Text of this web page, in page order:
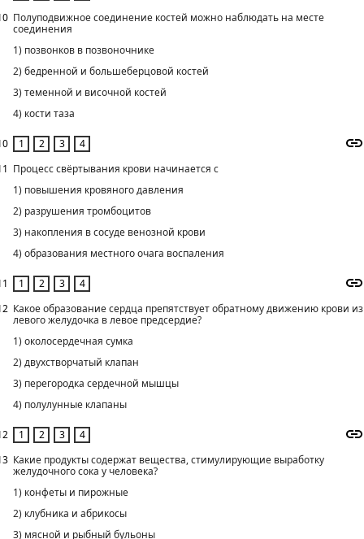
Полуподвижное соединение костей можно наблюдать на месте
соединения
1) позвонков в позвоночнике
2) бедренной и большеберцовой костей
3) теменной и височной костей
4) кости таза
Процесс свёртывания крови начинается с
1) повышения кровяного давления
2) разрушения тромбоцитов
3) накопления в сосуде венозной крови
4) образования местного очага воспаления
Какое образование сердца препятствует обратному движению крови из
левого желудочка в левое предсердие?
1) околосердечная сумка
2) двухстворчатый клапан
3) перегородка сердечной мышцы
4) полулунные клапаны
Какие продукты содержат вещества, стимулирующие выработку
желудочного сока у человека?
1) конфеты и пирожные
2) клубника и абрикосы
3) мясной и рыбный бульоны